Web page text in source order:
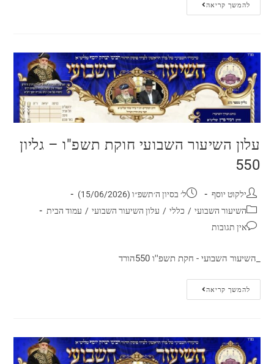
להמשך קריאה
עלון השיעור השבועי חוקת תשפ"ו – גליון
550
ילקוט יוסף
ל׳ בסיון ה׳תשפ״ו (15/06/2026)
השיעור השבועי / כללי / עלון השיעור השבועי / עמוד הבית
אין תגובות
_השיעור השבועי - חקת תשפ''ו 550הורד
להמשך קריאה